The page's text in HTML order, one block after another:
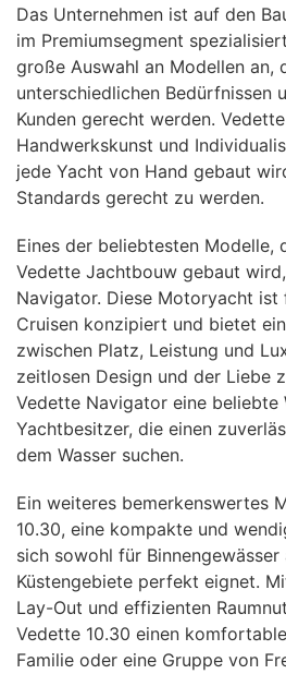
Das Unternehmen ist auf den
im Premiumsegment
große Auswahl an Modellen an,
unterschiedlichen Bedürfnissen
Kunden gerecht werden.
Handwerkskunst und
jede Yacht von Hand gebaut
Standards gerecht zu werden.
Eines der beliebtesten Modelle,
Vedette Jachtbouw gebaut
Navigator. Diese Motoryacht
Cruisen konzipiert und bietet
zwischen Platz, Leistung und
zeitlosen Design und der Liebe
Vedette Navigator eine beliebte
Yachtbesitzer, die einen
dem Wasser suchen.
Ein weiteres bemerkenswertes
10.30, eine kompakte und
sich sowohl für
Küstengebiete perfekt eignet.
Lay-Out und effizienten
Vedette 10.30 einen
Familie oder eine Gruppe von